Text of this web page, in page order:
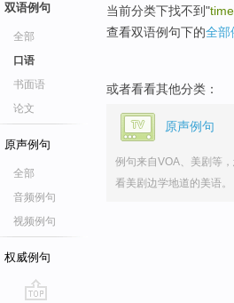
双语例句
全部
口语
书面语
论文
原声例句
全部
音频例句
视频例句
权威例句
当前分类下找不到"
查看双语例句下的全部
或者看看其他分类：
原声例句
例句来自VOA、美剧等
看美剧边学地道的美语。